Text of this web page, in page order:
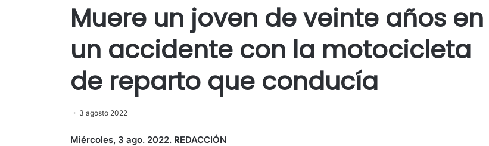
Muere un joven de veinte años en
un accidente con la motocicleta
de reparto que conducía
3 agosto 2022
Miércoles, 3 ago. 2022. REDACCIÓN